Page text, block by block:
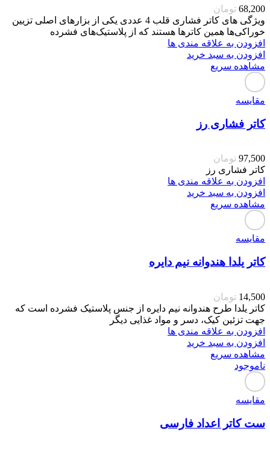
68,200 تومان
ویژگی های کاتر فشاری قلب 4 عددی یکی از بزارهای اصلی تزیین
خوراکی‌ها همین کاترها هستند که از پلاستیک‌های فشرده
افزودن به علاقه مندی ها
افزودن به سبد خرید
مشاهده سریع
مقایسه
کاتر فشاری رز
97,500 تومان
کاتر فشاری رز
افزودن به علاقه مندی ها
افزودن به سبد خرید
مشاهده سریع
مقایسه
کاتر یلدا هندوانه نیم دایره
14,500 تومان
کاتر یلدا طرح هندوانه نیم دایره از جنس پلاستیک فشرده است که
جهت تزئین کیک، دسر و مواد غذایی دیگر
افزودن به علاقه مندی ها
افزودن به سبد خرید
مشاهده سریع
ناموجود
مقایسه
ست کاتر اعداد فارسی